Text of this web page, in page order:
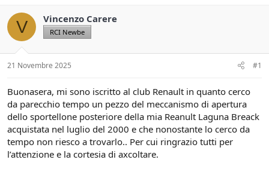
D
s
c
u
i
o
n
e
i
z
i
o
V Vincenzo Carere
RCI Newbe
21 Novembre 2025 #1
Buonasera, mi sono iscritto al club Renault in quanto cerco
da parecchio tempo un pezzo del meccanismo di apertura
dello sportellone posteriore della mia Reanult Laguna Breack
acquistata nel luglio del 2000 e che nonostante lo cerco da
tempo non riesco a trovarlo.. Per cui ringrazio tutti per
l’attenzione e la cortesia di axcoltare.